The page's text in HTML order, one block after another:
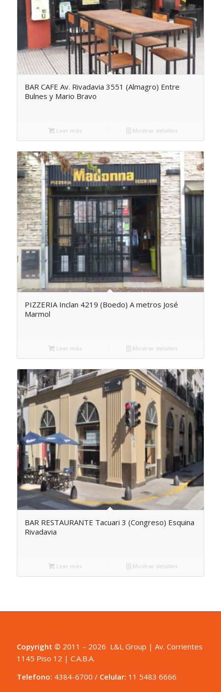
BAR CAFE Av. Rivadavia 3551 (Almagro) Entre
Bulnes y Mario Bravo
Leer más Mostrar detalles
PIZZERIA Inclan 4219 (Boedo) A metros José
Marmol
Leer más Mostrar detalles
BAR RESTAURANTE Tacuari 3 (Congreso) Esquina
Rivadavia
Leer más Mostrar detalles
Copyright © 2011 – 2026 L&L Group | Av. Corrientes
1145 Piso 12 | C.A.B.A.
Telefono: 4384-6700 / Celular: 11 5483 6666